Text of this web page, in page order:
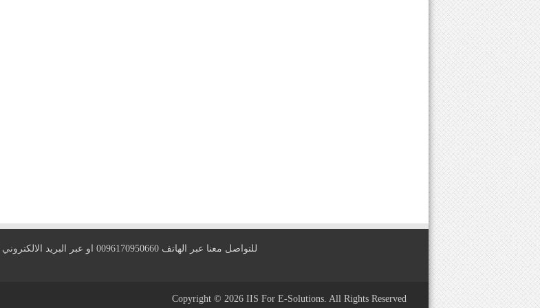
للتواصل معنا عبر الهاتف 0096170950660 او عبر البريد الالكتروني
Copyright © 2026 IIS For E-Solutions. All Rights Reserved